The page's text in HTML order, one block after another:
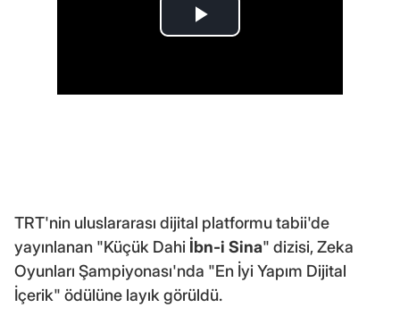
TRT'nin uluslararası dijital platformu tabii'de
yayınlanan "Küçük Dahi İbn-i Sina" dizisi, Zeka
Oyunları Şampiyonası'nda "En İyi Yapım Dijital
İçerik" ödülüne layık görüldü.